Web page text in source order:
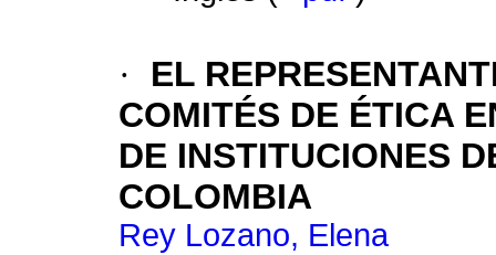
·
EL
COMITÉS DE ÉTICA
DE INSTITUCIONES
COLOMBIA
Rey Lozano, Elena